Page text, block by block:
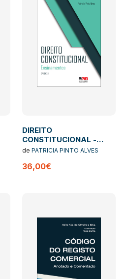
DIREITO
CONSTITUCIONAL -
ENSINAMENTOS
de PATRICIA PINTO ALVES
36,00€